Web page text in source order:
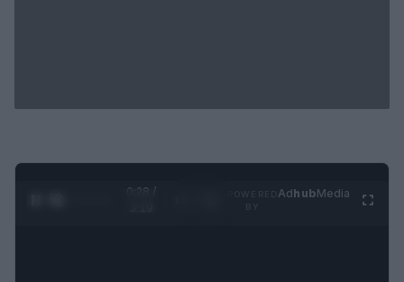
0:28 /
AdhubMedia